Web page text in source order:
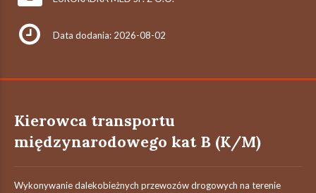
Data dodania: 2026-08-02
Kierowca transportu
międzynarodowego kat B (K/M)
Wykonywanie dalekobieżnych przewozów drogowych na terenie